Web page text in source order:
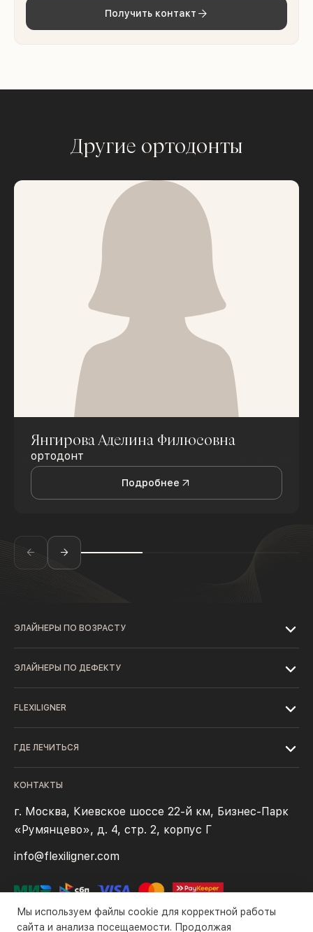
Получить контакт
Другие ортодонты
Янгирова Аделина Филюсовна
ортодонт
Подробнее
ЭЛАЙНЕРЫ ПО ВОЗРАСТУ
ЭЛАЙНЕРЫ ПО ДЕФЕКТУ
FLEXILIGNER
ГДЕ ЛЕЧИТЬСЯ
КОНТАКТЫ
г. Москва, Киевское шоссе 22-й км, Бизнес-Парк
«Румянцево», д. 4, стр. 2, корпус Г
info@flexiligner.com
Мы используем файлы cookie для корректной работы
сайта и анализа посещаемости. Продолжая